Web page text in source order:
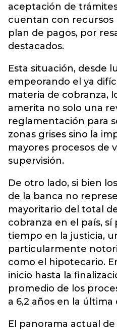
aceptación de
cuentan con recursos
plan de pagos, por
destacados.
Esta situación, desde
empeorando el ya
materia de cobranza,
amerita no solo una
reglamentación para
zonas grises sino la
mayores procesos de
supervisión.
De otro lado, si bien
de la banca no
mayoritario del total
cobranza en el país,
tiempo en la justicia,
particularmente
como el hipotecario.
inicio hasta la
promedio de los
a 6,2 años en la última
El panorama actual